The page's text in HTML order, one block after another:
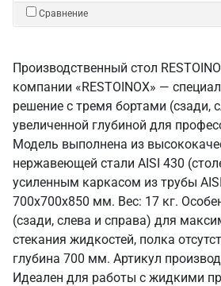
Сравнение
Производственный стол
компании «RESTOINOX» —
решение с тремя бортами (сзади,
увеличенной глубиной для
Модель выполнена из
нержавеющей стали AISI 430
усиленным каркасом из трубы
700x700x850 мм. Вес: 17 кг.
(сзади, слева и справа) для
стекания жидкостей, полка
глубина 700 мм. Артикул
Идеален для работы с жидкими